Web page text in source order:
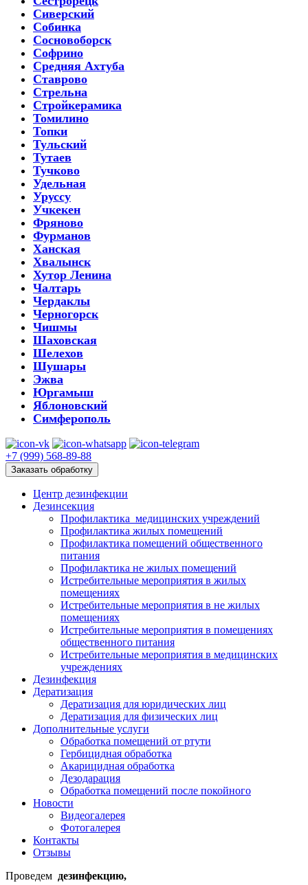
Сиверский
Собинка
Сосновоборск
Софрино
Средняя Ахтуба
Ставрово
Стрельна
Стройкерамика
Томилино
Топки
Тульский
Тутаев
Тучково
Удельная
Уруссу
Учкекен
Фряново
Фурманов
Ханская
Хвалынск
Хутор Ленина
Чалтарь
Чердаклы
Черногорск
Чишмы
Шаховская
Шелехов
Шушары
Эжва
Юргамыш
Яблоновский
Симферополь
+7 (999) 568-89-88
Заказать обработку
Центр дезинфекции
Дезинсекция
Профилактика медицинских учреждений
Профилактика жилых помещений
Профилактика помещений общественного
питания
Профилактика не жилых помещений
Истребительные мероприятия в жилых
помещениях
Истребительные мероприятия в не жилых
помещениях
Истребительные мероприятия в помещениях
общественного питания
Истребительные мероприятия в медицинских
учреждениях
Дезинфекция
Дератизация
Дератизация для юридических лиц
Дератизация для физических лиц
Дополнительные услуги
Обработка помещений от ртути
Гербицидная обработка
Акарицидная обработка
Дезодарация
Обработка помещений после покойного
Новости
Видеогалерея
Фотогалерея
Контакты
Отзывы
Проведем дезинфекцию,